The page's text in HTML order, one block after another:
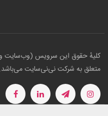
کلیهٔ حقوق این سرویس (وب‌سایت و
متعلق به شرکت نی‌نی‌سایت می‌باشد.